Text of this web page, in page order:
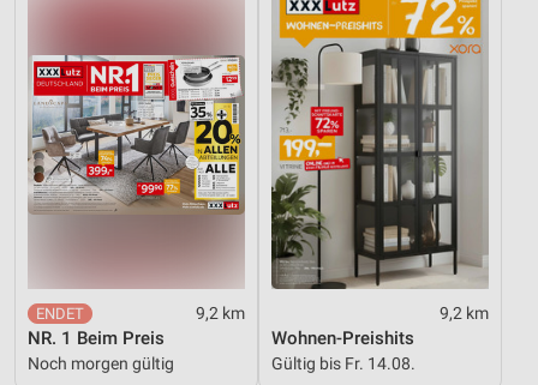
9,2 km
NR. 1 Beim Preis
Noch morgen gültig
9,2 km
Wohnen-Preishits
Gültig bis Fr. 14.08.